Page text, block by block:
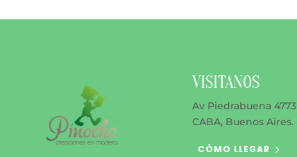
VISITANOS
Av Piedrabuena 4773
CABA, Buenos Aires.
CÓMO LLEGAR